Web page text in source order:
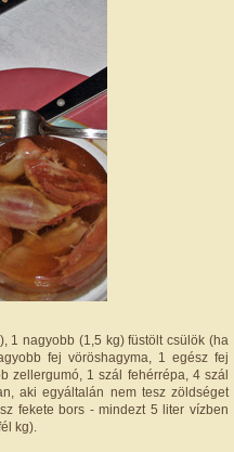
1 nagyobb (1,5 kg) füstölt csülök (ha
fej vöröshagyma, 1 egész fej
zellergumó, 1 szál fehérrépa, 4 szál
aki egyáltalán nem tesz zöldséget
fekete bors - mindezt 5 liter vízben
kg).